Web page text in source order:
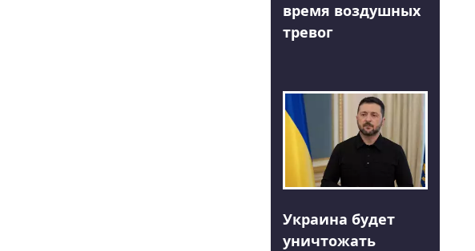
время воздушных
тревог
Украина будет
уничтожать